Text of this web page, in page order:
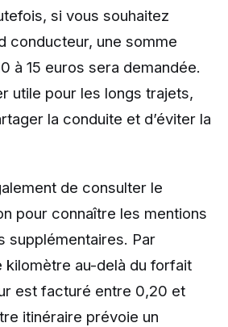
si vous souhaitez
conducteur, une somme
à 15 euros sera demandée.
utile pour les longs trajets,
la conduite et d’éviter la
de consulter le
pour connaître les mentions
supplémentaires. Par
kilomètre au-delà du forfait
est facturé entre 0,20 et
itinéraire prévoie un